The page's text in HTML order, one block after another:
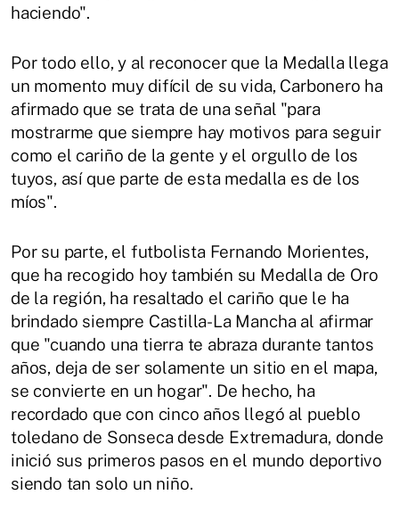
haciendo".
Por todo ello, y al reconocer que la Medalla llega
un momento muy difícil de su vida, Carbonero ha
afirmado que se trata de una señal "para
mostrarme que siempre hay motivos para seguir
como el cariño de la gente y el orgullo de los
tuyos, así que parte de esta medalla es de los
míos".
Por su parte, el futbolista Fernando Morientes,
que ha recogido hoy también su Medalla de Oro
de la región, ha resaltado el cariño que le ha
brindado siempre Castilla-La Mancha al afirmar
que "cuando una tierra te abraza durante tantos
años, deja de ser solamente un sitio en el mapa,
se convierte en un hogar". De hecho, ha
recordado que con cinco años llegó al pueblo
toledano de Sonseca desde Extremadura, donde
inició sus primeros pasos en el mundo deportivo
siendo tan solo un niño.